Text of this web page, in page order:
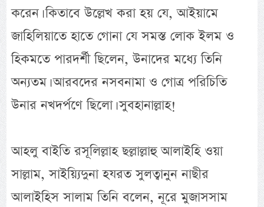
করেন। কিতাবে উল্লেখ করা হয় যে, আইয়ামে
জাহিলিয়াতে হাতে গোনা যে সমস্ত লোক ইলম ও
হিকমতে পারদর্শী ছিলেন, উনাদের মধ্যে তিনি
অন্যতম। আরবদের নসবনামা ও গোত্র পরিচিতি
উনার নখদর্পণে ছিলো। সুবহানাল্লাহ!
আহলু বাইতি রসূলিল্লাহ ছল্লাল্লাহু আলাইহি ওয়া
সাল্লাম, সাইয়্যিদুনা হযরত সুলত্বানুন নাছীর
আলাইহিস সালাম তিনি বলেন, নূরে মুজাসসাম